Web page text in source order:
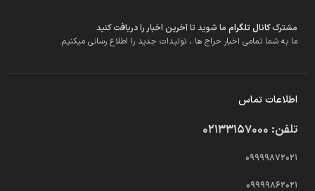
مشترککانال تلگرام ما شوید تا آخرین اخبار را دریافت کنید
ما به شما تمامی اخبار حراج ها ، تولیدات جدید را اطلاع رسانی میکنیم.
اطلاعات تماس
تلفن: 02133157000
09999872021
09999862021